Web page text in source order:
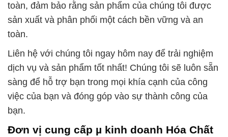
toàn, đảm bảo rằng sản phẩm của chúng tôi được
sản xuất và phân phối một cách bền vững và an
toàn.
Liên hệ với chúng tôi ngay hôm nay để trải nghiệm
dịch vụ và sản phẩm tốt nhất! Chúng tôi sẽ luôn sẵn
sàng để hỗ trợ bạn trong mọi khía cạnh của công
việc của bạn và đóng góp vào sự thành công của
bạn.
Đơn vị cung cấp µ kinh doanh Hóa Chất